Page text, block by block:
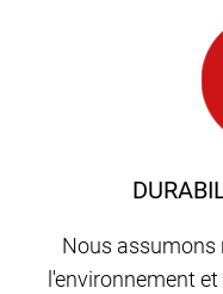
Nous assumons
l'environnement